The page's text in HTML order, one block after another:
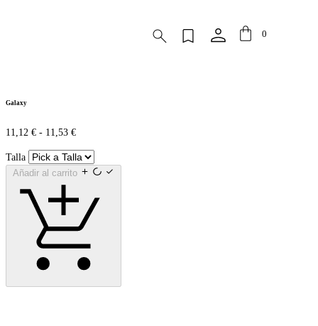
0
Galaxy
11,12 € - 11,53 €
Talla
Añadir al carrito